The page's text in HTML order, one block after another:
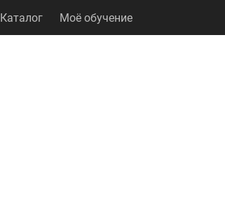
Каталог Моё обучение